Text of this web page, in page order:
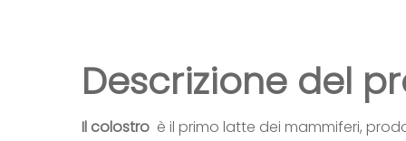
Descrizione del
Il colostro è il primo latte dei mammiferi,